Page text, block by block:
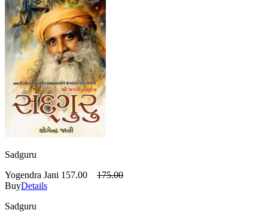
Sadguru
Yogendra Jani 157.00
175.00
BuyDetails
Sadguru